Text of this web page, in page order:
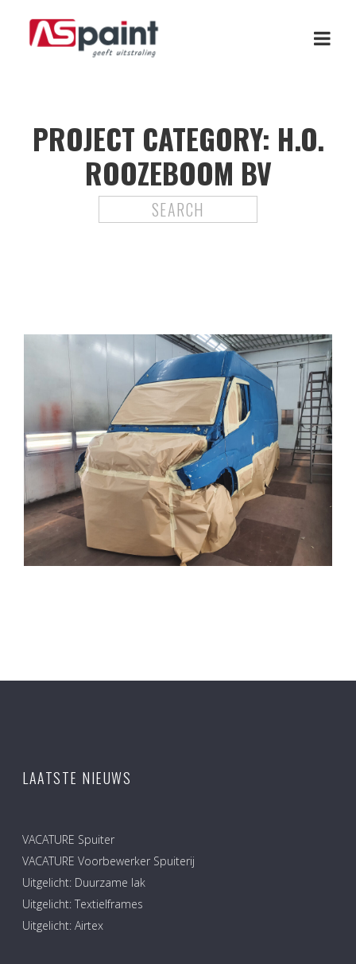
PROJECT CATEGORY: H.O.
ROOZEBOOM BV
LAATSTE NIEUWS
VACATURE Spuiter
VACATURE Voorbewerker Spuiterij
Uitgelicht: Duurzame lak
Uitgelicht: Textielframes
Uitgelicht: Airtex